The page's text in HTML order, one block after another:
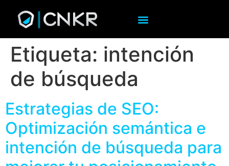
Etiqueta: intención
de búsqueda
Estrategias de SEO:
Optimización semántica e
intención de búsqueda para